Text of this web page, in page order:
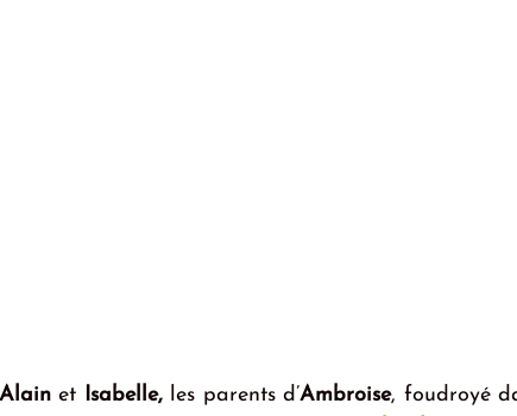
et Isabelle, les parents d’Ambroise, foudroyé